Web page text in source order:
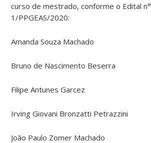
curso de mestrado, conforme o Edital n°
1/PPGEAS/2020:
Amanda Souza Machado
Bruno de Nascimento Beserra
Filipe Antunes Garcez
Irving Giovani Bronzatti Petrazzini
João Paulo Zomer Machado